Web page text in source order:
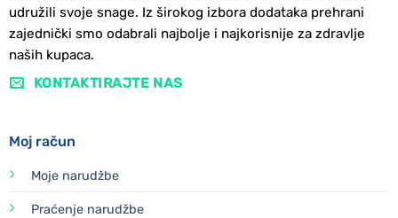
udružili svoje snage. Iz širokog izbora dodataka prehrani
zajednički smo odabrali najbolje i najkorisnije za zdravlje
naših kupaca.
KONTAKTIRAJTE NAS
Moj račun
Moje narudžbe
Praćenje narudžbe